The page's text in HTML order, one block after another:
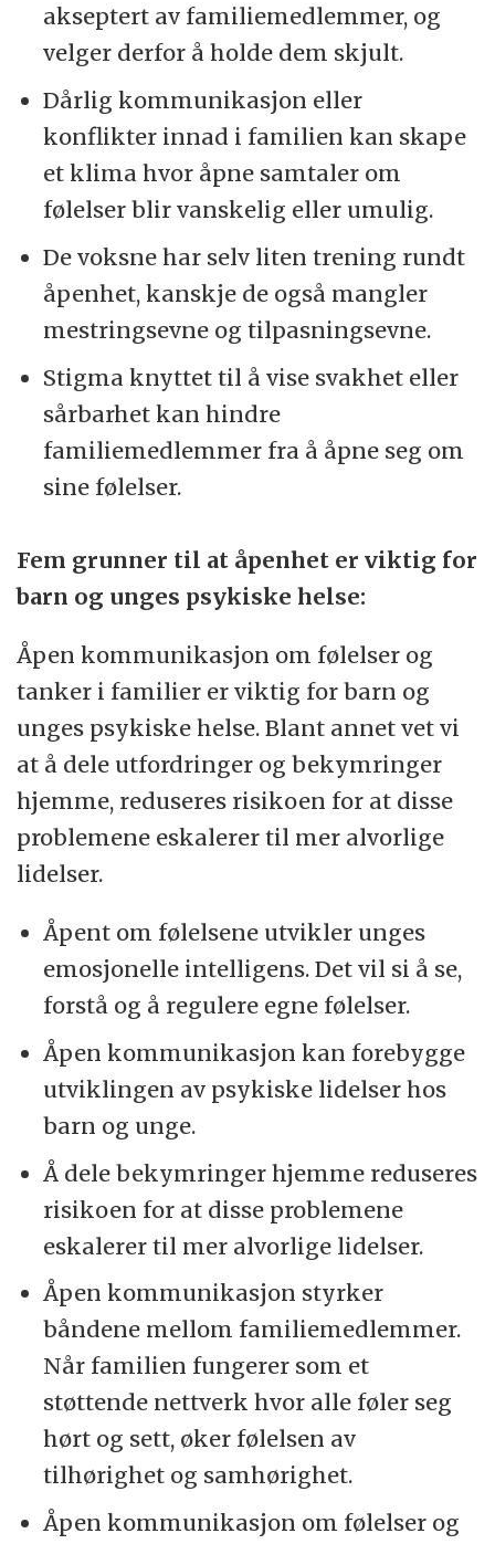
akseptert av familiemedlemmer, og
velger derfor å holde dem skjult.
Dårlig kommunikasjon eller
konflikter innad i familien kan skape
et klima hvor åpne samtaler om
følelser blir vanskelig eller umulig.
De voksne har selv liten trening rundt
åpenhet, kanskje de også mangler
mestringsevne og tilpasningsevne.
Stigma knyttet til å vise svakhet eller
sårbarhet kan hindre
familiemedlemmer fra å åpne seg om
sine følelser.
Fem grunner til at åpenhet er viktig for
barn og unges psykiske helse:
Åpen kommunikasjon om følelser og
tanker i familier er viktig for barn og
unges psykiske helse. Blant annet vet vi
at å dele utfordringer og bekymringer
hjemme, reduseres risikoen for at disse
problemene eskalerer til mer alvorlige
lidelser.
Åpent om følelsene utvikler unges
emosjonelle intelligens. Det vil si å se,
forstå og å regulere egne følelser.
Åpen kommunikasjon kan forebygge
utviklingen av psykiske lidelser hos
barn og unge.
Å dele bekymringer hjemme reduseres
risikoen for at disse problemene
eskalerer til mer alvorlige lidelser.
Åpen kommunikasjon styrker
båndene mellom familiemedlemmer.
Når familien fungerer som et
støttende nettverk hvor alle føler seg
hørt og sett, øker følelsen av
tilhørighet og samhørighet.
Åpen kommunikasjon om følelser og